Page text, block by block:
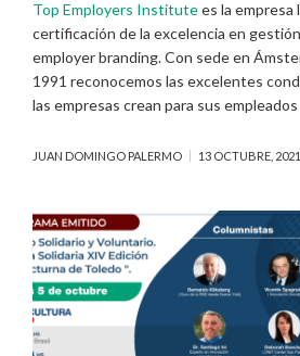
Top Employers Institutees la empresa
certificación de la excelencia en
employer branding. Con sede en
1991 reconocemos las excelentes
las empresas crean para sus
JUAN DOMINGO PALERMO 13 OCTUBRE,